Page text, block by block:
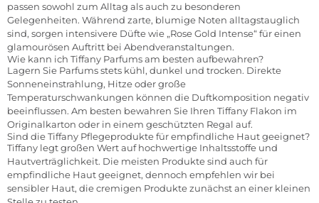
passen sowohl zum Alltag als auch zu besonderen
Gelegenheiten. Während zarte, blumige Noten alltagstauglich
sind, sorgen intensivere Düfte wie „Rose Gold Intense“ für einen
glamourösen Auftritt bei Abendveranstaltungen.
Wie kann ich Tiffany Parfums am besten aufbewahren?
Lagern Sie Parfums stets kühl, dunkel und trocken. Direkte
Sonneneinstrahlung, Hitze oder große
Temperaturschwankungen können die Duftkomposition negativ
beeinflussen. Am besten bewahren Sie Ihren Tiffany Flakon im
Originalkarton oder in einem geschützten Regal auf.
Sind die Tiffany Pflegeprodukte für empfindliche Haut geeignet?
Tiffany legt großen Wert auf hochwertige Inhaltsstoffe und
Hautverträglichkeit. Die meisten Produkte sind auch für
empfindliche Haut geeignet, dennoch empfehlen wir bei
sensibler Haut, die cremigen Produkte zunächst an einer kleinen